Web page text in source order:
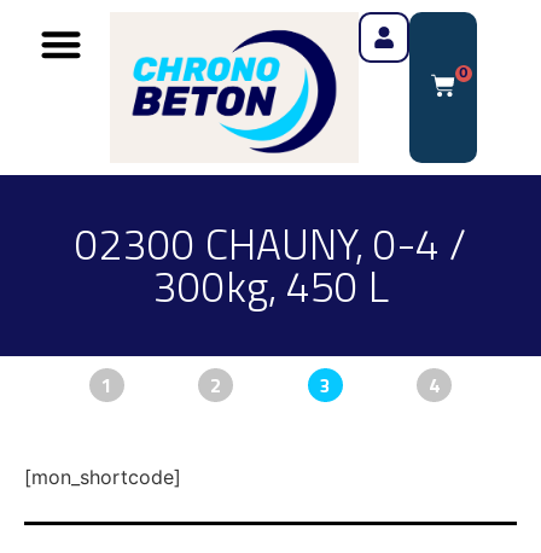
0
02300 CHAUNY, 0-4 /
300kg, 450 L
1 2 3 4
[mon_shortcode]